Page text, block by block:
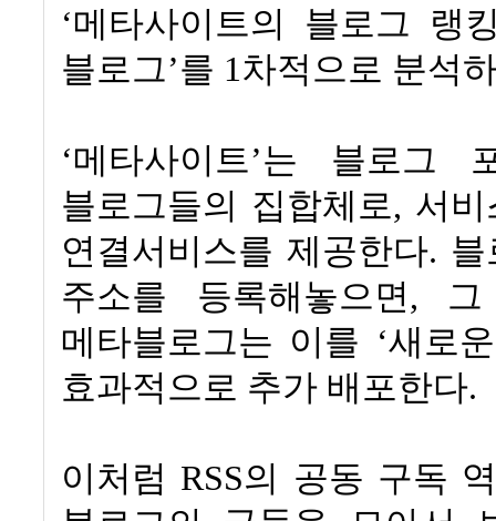
‘메타사이트의 블로그 랭
블로그’를 1차적으로 분석
‘메타사이트’는 블로그
블로그들의 집합체로, 서
연결서비스를 제공한다.
주소를 등록해놓으면 ,
메타블로그는 이를 ‘새로
효과적으로 추가 배포한다.
이처럼 RSS의 공동 구독